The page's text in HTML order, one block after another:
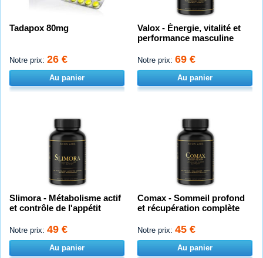
Tadapox 80mg
Notre prix: 26 €
Au panier
Valox - Énergie, vitalité et
performance masculine
Notre prix: 69 €
Au panier
Slimora - Métabolisme actif
et contrôle de l'appétit
Notre prix: 49 €
Au panier
Comax - Sommeil profond
et récupération complète
Notre prix: 45 €
Au panier